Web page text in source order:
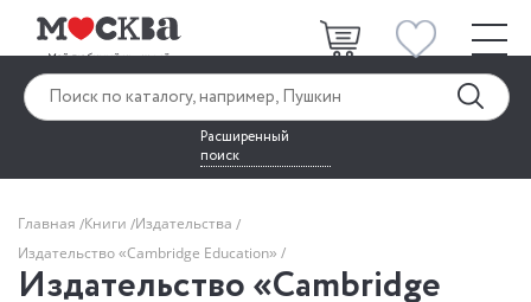
Расширенный
поиск
Главная Книги Издательства
Издательство «Cambridge Education»
Издательство «Cambridge